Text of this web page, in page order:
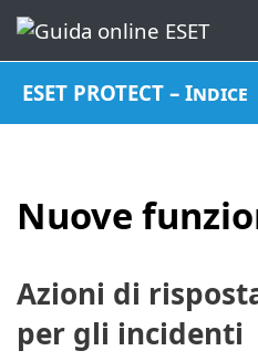
ESET PROTECT – Indice
Nuove
Azioni di
per gli incidenti